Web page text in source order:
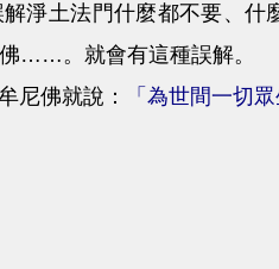
淨土法門什麼都不要、
……。就會有這種誤解。
佛就說：
「為世間一切